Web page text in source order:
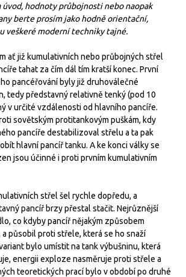
úvod, hodnoty průbojnosti nebo naopak
berte prosím jako hodně orientační,
veškeré moderní techniky tajné.
ať již kumulativních nebo průbojných střel
tahat za čím dál tím kratší konec. První
pancéřování byly již druhoválečné
tedy představný relativně tenký (pod 10
v určité vzdálenosti od hlavního pancíře.
sovětským protitankovým puškám, kdy
pancíře destabilizoval střelu a ta pak
hlavní pancíř tanku. A ke konci války se
jsou účinné i proti prvním kumulativním
střel šel rychle dopředu, a
pancíř brzy přestal stačit. Nejrůznější
co kdyby pancíř nějakým způsobem
a působil proti střele, která se ho snaží
bylo umístit na tank výbušninu, která
energii exploze nasměruje proti střele a
teoretických prací bylo v období po druhé